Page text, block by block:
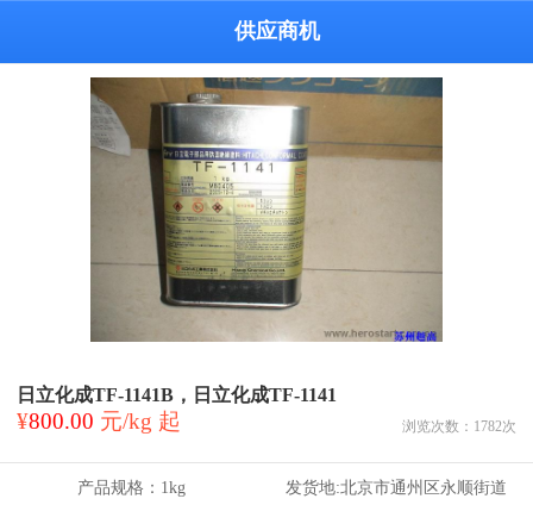
供应商机
日立化成TF-1141B，日立化成TF-1141
¥800.00 元/kg 起 浏览次数： 1782次
产品规格： 1kg 发货地:北京市通州区永顺街道